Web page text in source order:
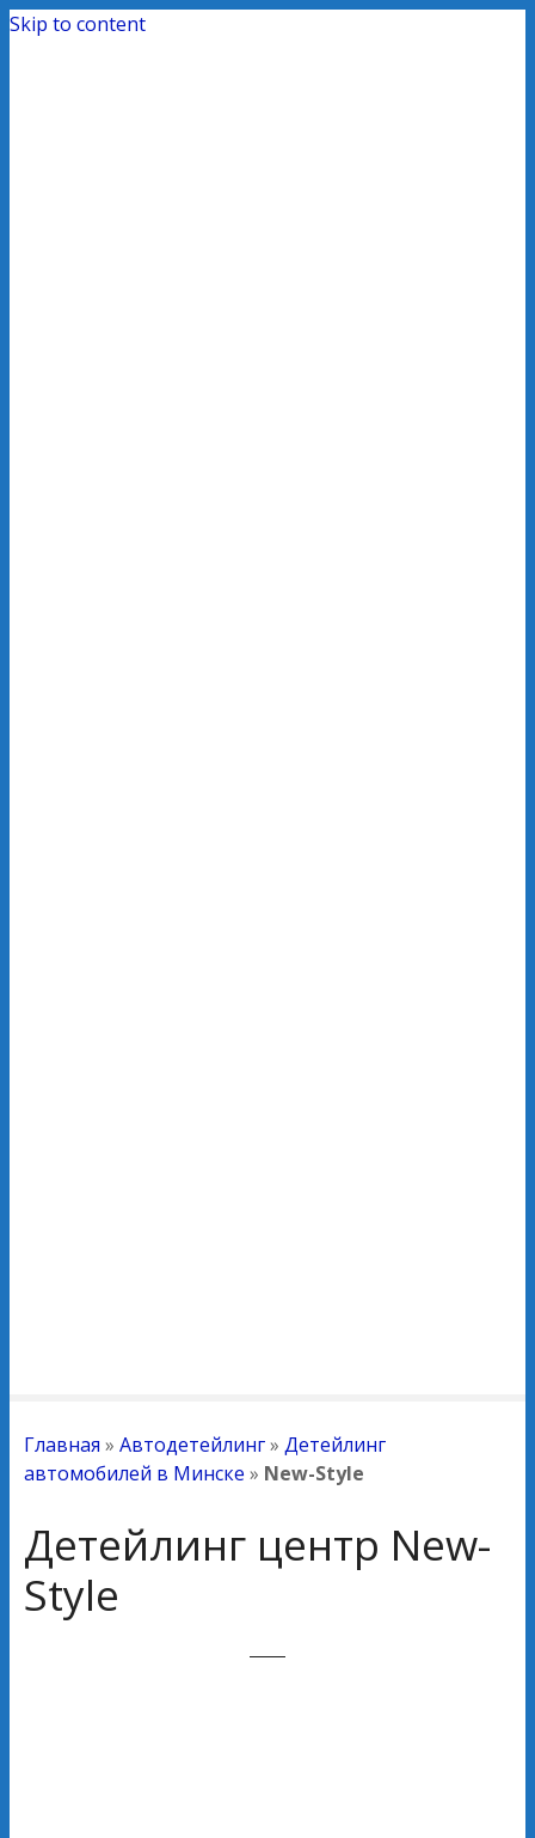
Skip to content
Главная » Автодетейлинг» Детейлинг
автомобилей в Минске » New-Style
Детейлинг центр New-
Style